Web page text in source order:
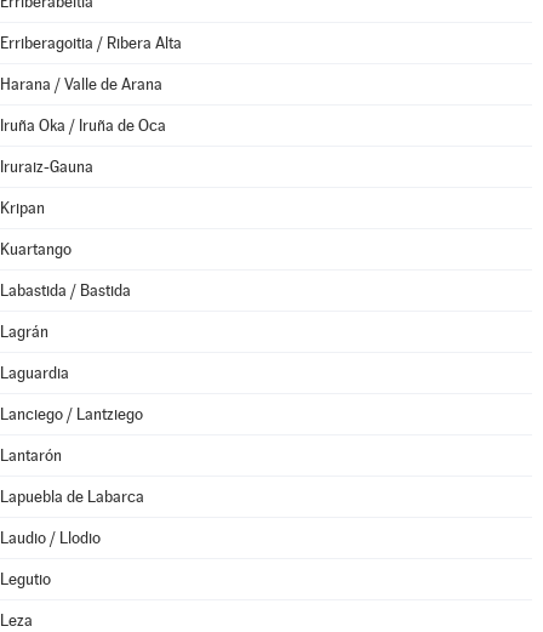
Erriberagoitia / Ribera Alta
Harana / Valle de Arana
Iruña Oka / Iruña de Oca
Iruraiz-Gauna
Kripan
Kuartango
Labastida / Bastida
Lagrán
Laguardia
Lanciego / Lantziego
Lantarón
Lapuebla de Labarca
Laudio / Llodio
Legutio
Leza